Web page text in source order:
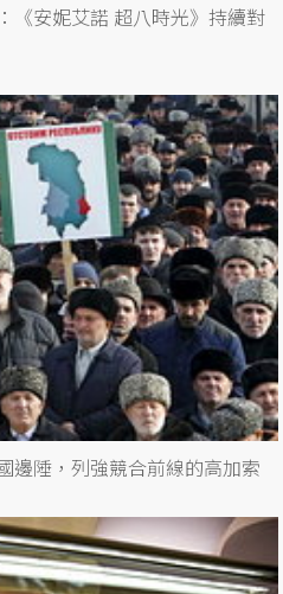
《安妮艾諾 超八時光》持續對
邊陲，列強競合前線的高加索